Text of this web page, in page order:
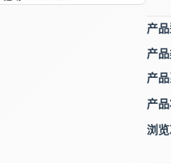
产品
产品
产品
产品
浏览